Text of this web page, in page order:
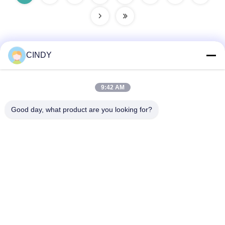
Edificio 10, Shuntai Plaza, Shunhua North Road, ciudad de
CINDY
9:42 AM
Good day, what product are you looking for?